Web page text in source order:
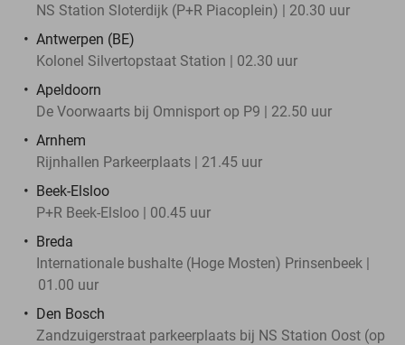
NS Station Sloterdijk (P+R Piacoplein) | 20.30 uur
Antwerpen (BE)
Kolonel Silvertopstaat Station | 02.30 uur
Apeldoorn
De Voorwaarts bij Omnisport op P9 | 22.50 uur
Arnhem
Rijnhallen Parkeerplaats | 21.45 uur
Beek-Elsloo
P+R Beek-Elsloo | 00.45 uur
Breda
Internationale bushalte (Hoge Mosten) Prinsenbeek |
01.00 uur
Den Bosch
Zandzuigerstraat parkeerplaats bij NS Station Oost (op